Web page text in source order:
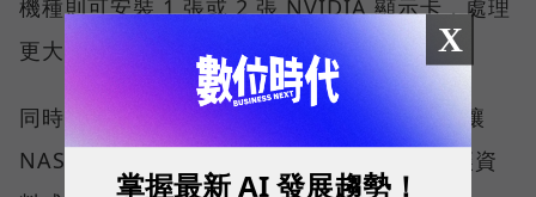
機種則可安裝 1 張或 2 張 NVIDIA 顯示卡，處理
更大的運算量。
同時 QNAP 也在軟體端也持續開發，目標是讓
NAS 裡的資料更有效率地被 AI 工具調用，讓資
X
掌握最新 AI 發展趨勢！